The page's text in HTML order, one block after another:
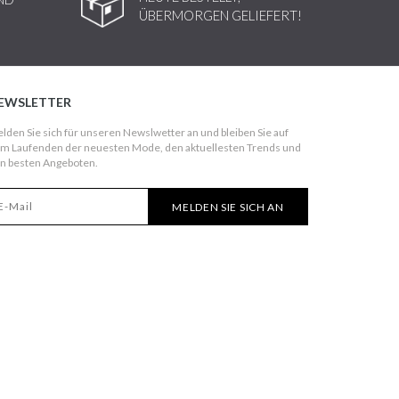
ÜBERMORGEN GELIEFERT!
Sie sich für unseren Newslwetter an und bleiben Sie auf
Laufenden der neuesten Mode, den aktuellesten Trends und
besten Angeboten.
MELDEN SIE SICH AN